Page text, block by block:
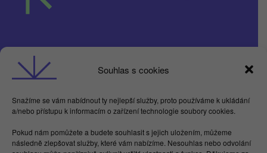
Souhlas s cookies
Snažíme se vám nabídnout ty nejlepší služby, proto používáme k ukládání
a/nebo přístupu k informacím o zařízení technologie soubory cookies.
Pokud nám pomůžete a budete souhlasit s jejich uložením, můžeme
následně zlepšovat služby, které vám nabízíme. Nesouhlas nebo odvolání
Obchodní podmínky
GDPR
Butterflies For Future, z.ú. Londýnská 254/7,
Vinohrady
Praha 2 120 00